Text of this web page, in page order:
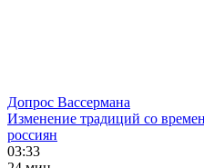
Допрос Вассермана
Изменение традиций со
россиян
03:33